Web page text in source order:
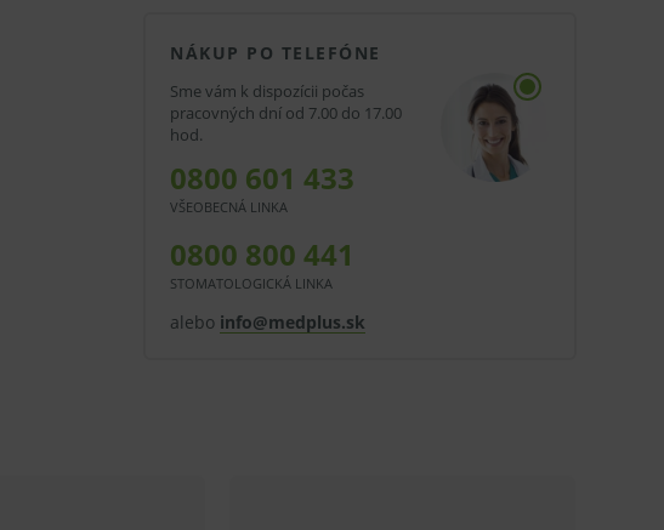
NÁKUP PO TELEFÓNE
Sme vám k dispozícii počas
pracovných dní od 7.00 do 17.00
hod.
0800 601 433
VŠEOBECNÁ LINKA
0800 800 441
STOMATOLOGICKÁ LINKA
alebo info@medplus.sk